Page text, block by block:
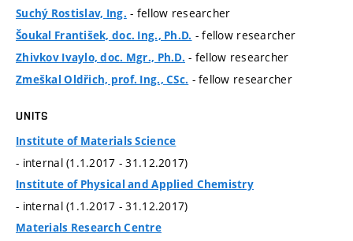
Suchý Rostislav, Ing. - fellow researcher
Šoukal František, doc. Ing., Ph.D. - fellow researcher
Zhivkov Ivaylo, doc. Mgr., Ph.D. - fellow researcher
Zmeškal Oldřich, prof. Ing., CSc. - fellow researcher
UNITS
Institute of Materials Science
- internal (1.1.2017 - 31.12.2017)
Institute of Physical and Applied Chemistry
- internal (1.1.2017 - 31.12.2017)
Materials Research Centre